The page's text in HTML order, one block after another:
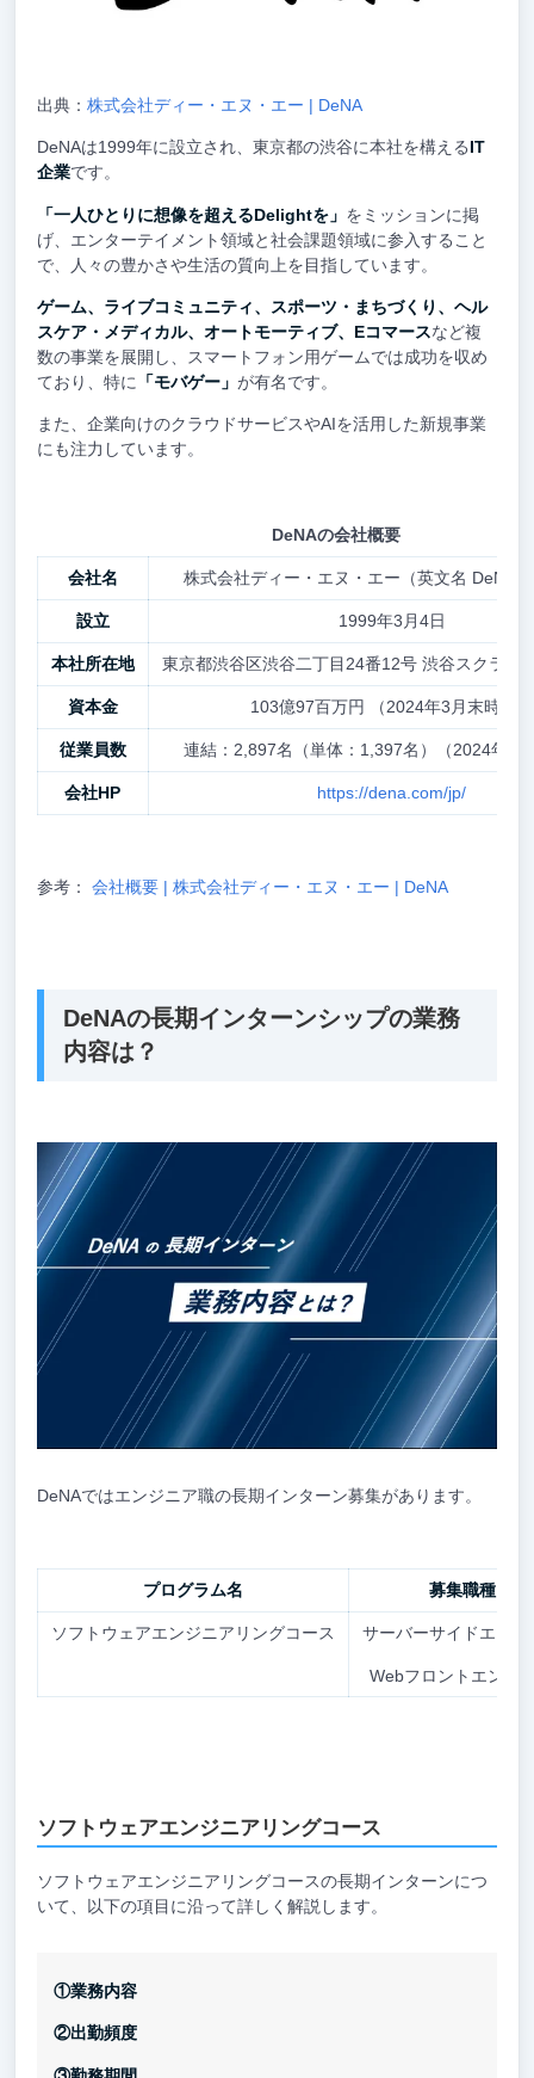
出典： 株式会社ディー・エヌ・エー | DeNA
DeNAは1999年に設立され、東京都の渋谷に本社を構えるIT
企業です。
「一人ひとりに想像を超えるDelightを」 をミッションに掲
げ、エンターテイメント領域と社会課題領域に参入すること
で、人々の豊かさや生活の質向上を目指しています。
ゲーム、ライブコミュニティ、スポーツ・まちづくり、ヘル
スケア・メディカル、オートモーティブ、Eコマースなど複
数の事業を展開し、スマートフォン用ゲームでは成功を収め
ており、特に
「モバゲー」 が有名です。
また、企業向けのクラウドサービスやAIを活用した新規事業
にも注力しています。
DeNAの会社概要
会社名 株式会社ディー・エヌ・エー（英文名 DeNA
設立 1999年3月4日
本社所在地 東京都渋谷区渋谷二丁目24番12号 渋谷スクラン
資本金 103億97百万円 （2024年3月末時点）
従業員数 連結：2,897名（単体：1,397名）（2024年3
会社HP https://dena.com/jp/
参考： 会社概要 | 株式会社ディー・エヌ・エー | DeNA
DeNAの長期インターンシップの業務
内容は？
DeNAではエンジニア職の長期インターン募集があります。
プログラム名 募集職種
ソフトウェアエンジニアリングコース サーバーサイドエンジ
Webフロントエンジ
ソフトウェアエンジニアリングコース
ソフトウェアエンジニアリングコースの長期インターンにつ
いて、以下の項目に沿って詳しく解説します。
①業務内容
②出勤頻度